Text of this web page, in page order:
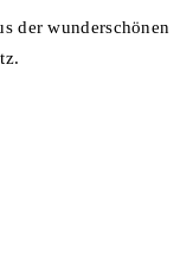
der wunderschönen